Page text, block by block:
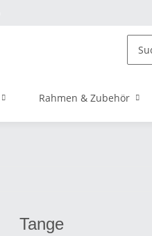
Rahmen & Zubehör
Tange